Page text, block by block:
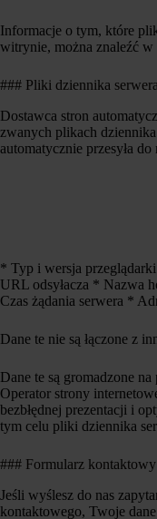
Informacje o tym, które
witrynie, można znaleźć
### Pliki dziennika serwera
Dostawca stron
zwanych plikach
automatycznie przesyła do
* Typ i wersja
URL odsyłacza * Nazwa
Czas żądania serwera *
Dane te nie są łączone z
Dane te są gromadzone
Operator strony
bezbłędnej prezentacji i
tym celu pliki dziennika
### Formularz kontaktowy
Jeśli wyślesz do nas
kontaktowego, Twoje